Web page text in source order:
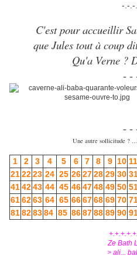
-.-.-
C'est pour accueillir
que Jules tout à coup
Qu'a Verne ?
- -
- -
Une autre sollicitude ?
1 2 3 4 5 6 7 8 9 10 11
212223 24 25 262728 29 30
414243 44 45 464748 49 50
616263 64 65 666768 69 70
81828384 85 868788 89 90
Ze Bath
> ali...